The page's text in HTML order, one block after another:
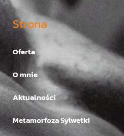
Strona
Oferta
O mnie
Aktualności
Metamorfoza Sylwetki